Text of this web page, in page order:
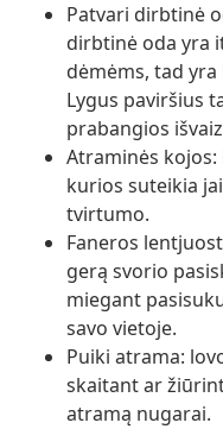
Patvari dirbtinė
dirbtinė oda yra
dėmėms, tad
Lygus paviršius
prabangios
Atraminės
kurios suteikia
tvirtumo.
Faneros
gerą svorio
miegant
savo vietoje.
Puiki atrama:
skaitant ar
atramą nugarai.